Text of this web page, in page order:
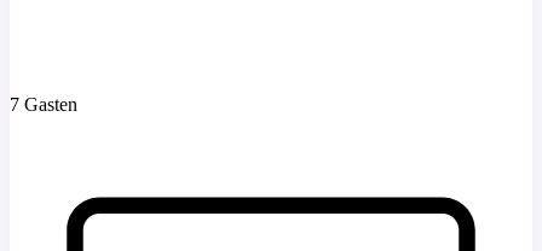
7 Gasten